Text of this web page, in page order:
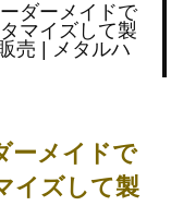
ダーメイドで
マイズして製
売 | メタルハ
ーメイドで
イズして製